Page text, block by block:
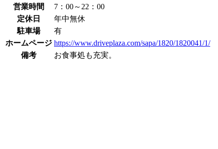
営業時間
7：00～22：00
定休日
年中無休
駐車場
有
ホームページ https://www.driveplaza.com/sapa/1820/1820041/1/
備考
お食事処も充実。